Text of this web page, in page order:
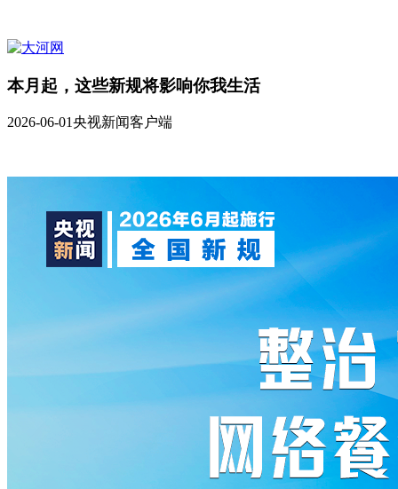
本月起，这些新规将影响你我生活
2026-06-01央视新闻客户端